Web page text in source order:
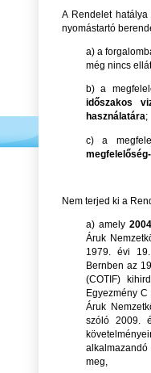
A Rendelet
nyomástartó
a) a
még nincs
b) a
időszakos
használatára;
c) a
Nem terjed ki a
a) amely
Áruk
1979. évi
Bernben az
(COTIF)
Egyezmény
Áruk
szóló 2009.
alkalmazandó
meg,